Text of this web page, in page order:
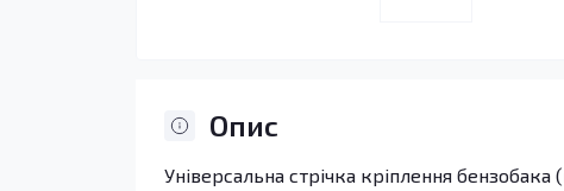
Опис
Універсальна стрічка кріплення